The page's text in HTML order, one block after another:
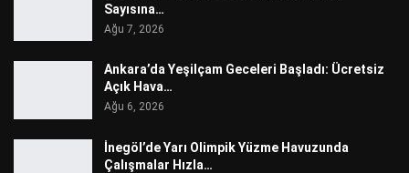
Sayısına…
Ağu 7, 2026
Ankara’da Yeşilçam Geceleri Başladı: Ücretsiz
Açık Hava…
Ağu 6, 2026
İnegöl’de Yarı Olimpik Yüzme Havuzunda
Çalışmalar Hızla…